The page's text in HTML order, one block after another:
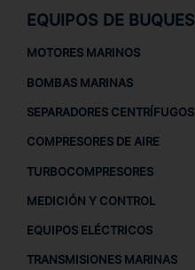
EQUIPOS DE BUQUES
MOTORES MARINOS
BOMBAS MARINAS
SEPARADORES CENTRÍFUGOS
COMPRESORES DE AIRE
TURBOCOMPRESORES
MEDICIÓN Y CONTROL
EQUIPOS ELÉCTRICOS
TRANSMISIONES MARINAS